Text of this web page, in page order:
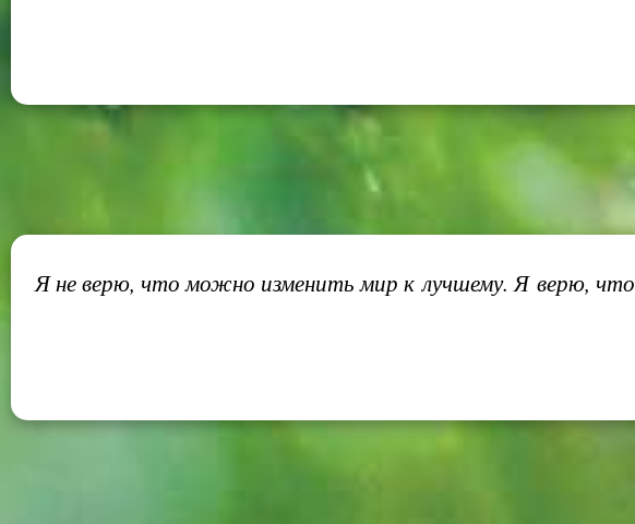
Я не верю, что можно изменить мир к лучшему. Я верю,